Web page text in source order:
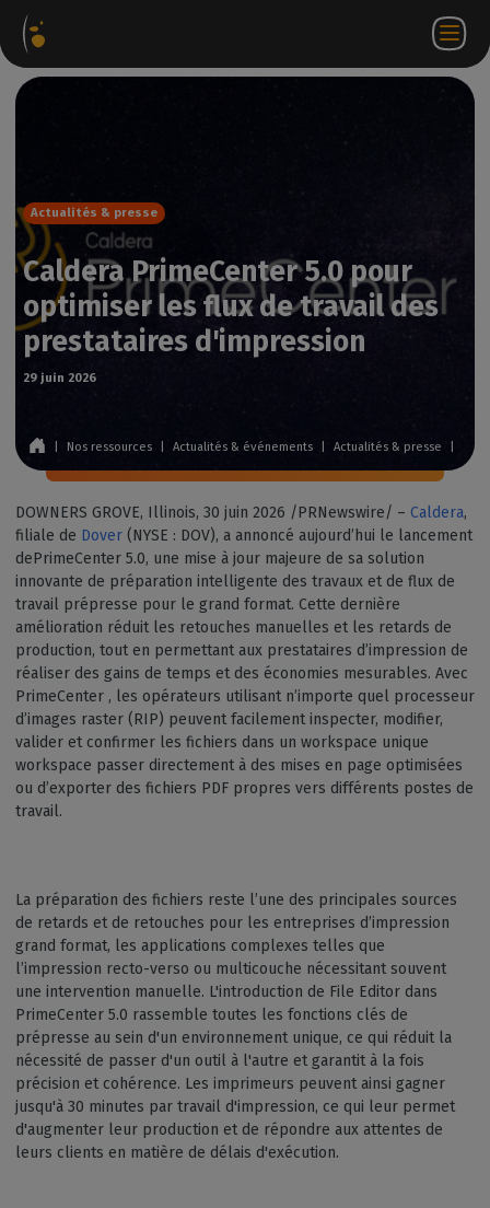
FR
Actualités & presse
Caldera PrimeCenter 5.0 pour
optimiser les flux de travail des
prestataires d'impression
29 juin 2026
Nos ressources Actualités & événements Actualités & presse
DOWNERS GROVE, Illinois, 30 juin 2026 /PRNewswire/ – Caldera,
filiale de Dover (NYSE : DOV), a annoncé aujourd’hui le lancement
dePrimeCenter 5.0, une mise à jour majeure de sa solution
innovante de préparation intelligente des travaux et de flux de
travail prépresse pour le grand format. Cette dernière
amélioration réduit les retouches manuelles et les retards de
production, tout en permettant aux prestataires d’impression de
réaliser des gains de temps et des économies mesurables. Avec
PrimeCenter , les opérateurs utilisant n’importe quel processeur
d’images raster (RIP) peuvent facilement inspecter, modifier,
valider et confirmer les fichiers dans un workspace unique
workspace passer directement à des mises en page optimisées
ou d’exporter des fichiers PDF propres vers différents postes de
travail.
La préparation des fichiers reste l’une des principales sources
de retards et de retouches pour les entreprises d’impression
grand format, les applications complexes telles que
l’impression recto-verso ou multicouche nécessitant souvent
une intervention manuelle. L'introduction de File Editor dans
PrimeCenter 5.0 rassemble toutes les fonctions clés de
prépresse au sein d'un environnement unique, ce qui réduit la
nécessité de passer d'un outil à l'autre et garantit à la fois
précision et cohérence. Les imprimeurs peuvent ainsi gagner
jusqu'à 30 minutes par travail d'impression, ce qui leur permet
d'augmenter leur production et de répondre aux attentes de
leurs clients en matière de délais d'exécution.